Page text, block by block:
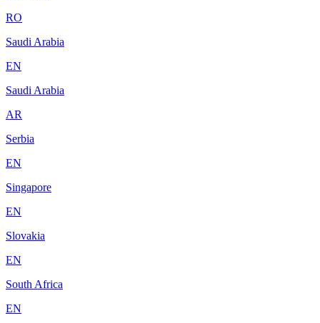
RO
Saudi Arabia
EN
Saudi Arabia
AR
Serbia
EN
Singapore
EN
Slovakia
EN
South Africa
EN